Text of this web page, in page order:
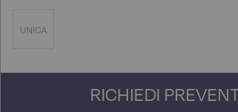
UNICA
RICHIEDI